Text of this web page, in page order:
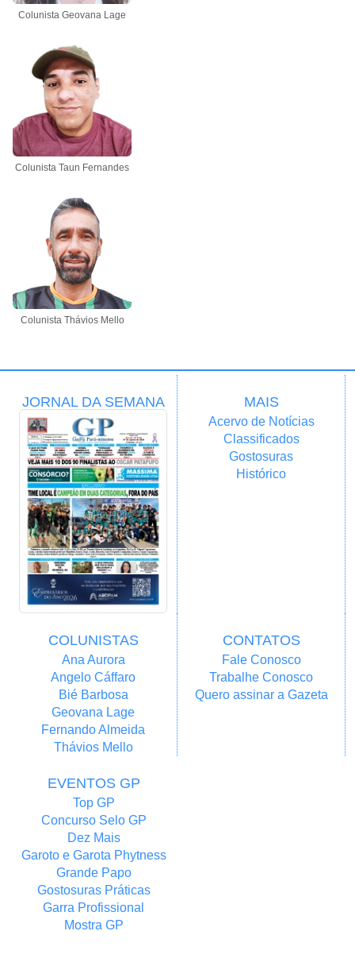
Colunista Geovana Lage
Colunista Taun Fernandes
Colunista Thávios Mello
JORNAL DA SEMANA MAIS
Acervo de Notícias
Classificados
Gostosuras
Histórico
COLUNISTAS
Ana Aurora
Angelo Cáffaro
Bié Barbosa
Geovana Lage
Fernando Almeida
Thávios Mello
CONTATOS
Fale Conosco
Trabalhe Conosco
Quero assinar a Gazeta
EVENTOS GP
Top GP
Concurso Selo GP
Dez Mais
Garoto e Garota Phytness
Grande Papo
Gostosuras Práticas
Garra Profissional
Mostra GP